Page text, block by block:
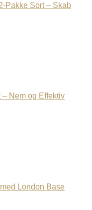
Pakke Sort – Skab
Nem og Effektiv
London Base